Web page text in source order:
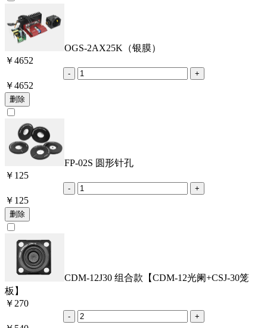
OGS-2AX25K（银膜）
￥4652
￥4652
FP-02S 圆形针孔
￥ 125
￥ 125
CDM-12J30 组合款【CDM-12光阑+CSJ-30笼
板】
￥ 270